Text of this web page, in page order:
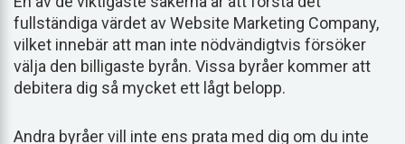
fullständiga värdet av Website Marketing Company,
vilket innebär att man inte nödvändigtvis försöker
välja den billigaste byrån. Vissa byråer kommer att
debitera dig så mycket ett lågt belopp.
Andra byråer vill inte ens prata med dig om du inte